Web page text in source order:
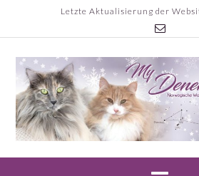
content
Letzte Aktualisierung der